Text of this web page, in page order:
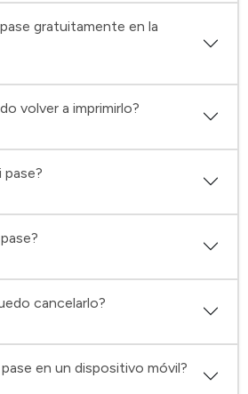
gratuitamente en la
volver a imprimirlo?
pase?
cancelarlo?
en un dispositivo móvil?